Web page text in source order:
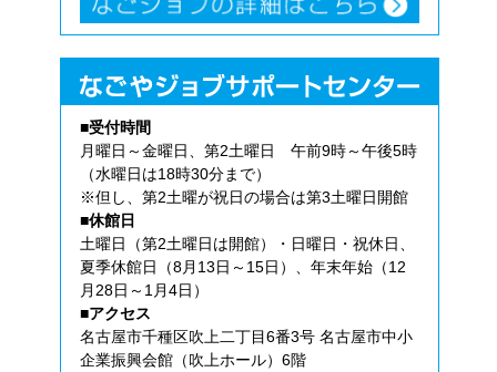
■受付時間
月曜日～金曜日、第2土曜日 午前9時～午後5時
（水曜日は18時30分まで）
※但し、第2土曜が祝日の場合は第3土曜日開館
■休館日
土曜日（第2土曜日は開館）・日曜日・祝休日、
夏季休館日（8月13日～15日）、年末年始（12
月28日～1月4日）
■アクセス
名古屋市千種区吹上二丁目6番3号 名古屋市中小
企業振興会館（吹上ホール）6階